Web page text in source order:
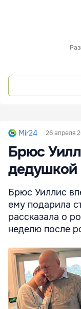
Mir24 26 апреля
Брюс
дедушкой
Брюс Уиллис
ему подарила
рассказала о
неделю после